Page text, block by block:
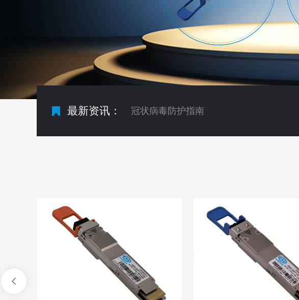
最新资讯：
冠状病毒防护指南
qsfp+和sfp+光模块的区别？
深圳华枫正泰科技有限公司将参加2018年